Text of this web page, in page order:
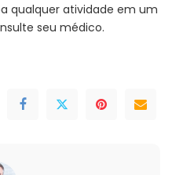
qualquer atividade em um
seu médico.